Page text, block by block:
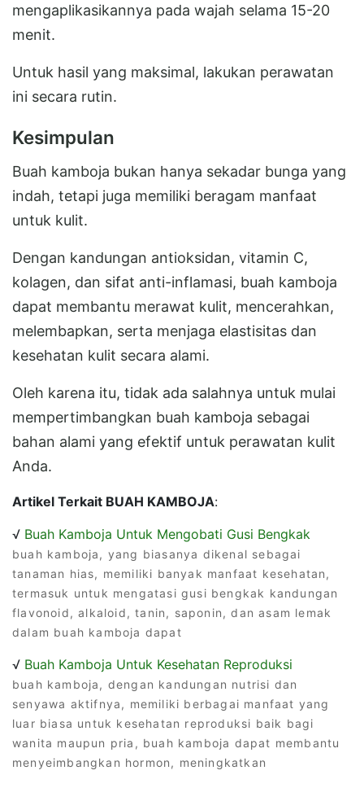
mengaplikasikannya pada wajah selama 15-20
menit.
Untuk hasil yang maksimal, lakukan perawatan
ini secara rutin.
Kesimpulan
Buah kamboja bukan hanya sekadar bunga yang
indah, tetapi juga memiliki beragam manfaat
untuk kulit.
Dengan kandungan antioksidan, vitamin C,
kolagen, dan sifat anti-inflamasi, buah kamboja
dapat membantu merawat kulit, mencerahkan,
melembapkan, serta menjaga elastisitas dan
kesehatan kulit secara alami.
Oleh karena itu, tidak ada salahnya untuk mulai
mempertimbangkan buah kamboja sebagai
bahan alami yang efektif untuk perawatan kulit
Anda.
Artikel Terkait BUAH KAMBOJA:
√ Buah Kamboja Untuk Mengobati Gusi Bengkak
buah kamboja, yang biasanya dikenal sebagai
tanaman hias, memiliki banyak manfaat kesehatan,
termasuk untuk mengatasi gusi bengkak kandungan
flavonoid, alkaloid, tanin, saponin, dan asam lemak
dalam buah kamboja dapat
√ Buah Kamboja Untuk Kesehatan Reproduksi
buah kamboja, dengan kandungan nutrisi dan
senyawa aktifnya, memiliki berbagai manfaat yang
luar biasa untuk kesehatan reproduksi baik bagi
wanita maupun pria, buah kamboja dapat membantu
menyeimbangkan hormon, meningkatkan